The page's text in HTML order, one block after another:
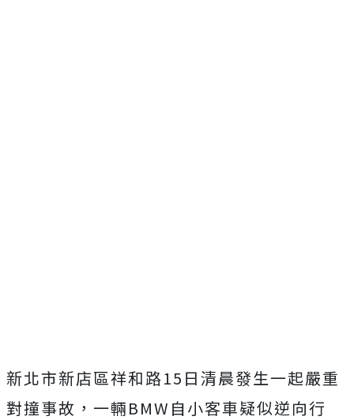
新北市新店區祥和路15日清晨發生一起嚴重
對撞事故，一輛BMW自小客車疑似逆向行